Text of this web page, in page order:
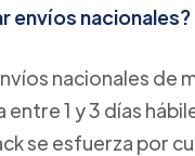
envíos nacionales?
nacionales de
1 y 3 días
se esfuerza por